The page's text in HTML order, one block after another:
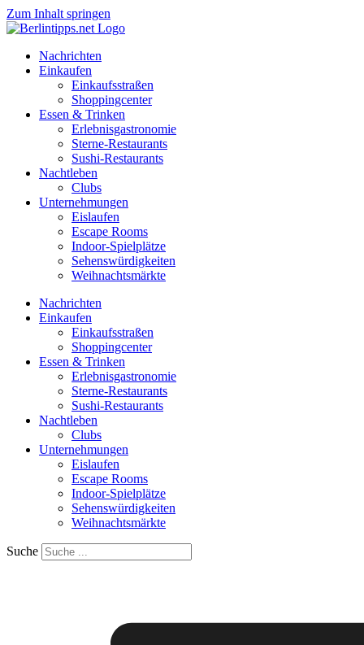
Zum Inhalt springen
Nachrichten
Einkaufen
Einkaufsstraßen
Shoppingcenter
Essen & Trinken
Erlebnisgastronomie
Sterne-Restaurants
Sushi-Restaurants
Nachtleben
Clubs
Unternehmungen
Eislaufen
Escape Rooms
Indoor-Spielplätze
Sehenswürdigkeiten
Weihnachtsmärkte
Nachrichten
Einkaufen
Einkaufsstraßen
Shoppingcenter
Essen & Trinken
Erlebnisgastronomie
Sterne-Restaurants
Sushi-Restaurants
Nachtleben
Clubs
Unternehmungen
Eislaufen
Escape Rooms
Indoor-Spielplätze
Sehenswürdigkeiten
Weihnachtsmärkte
Suche